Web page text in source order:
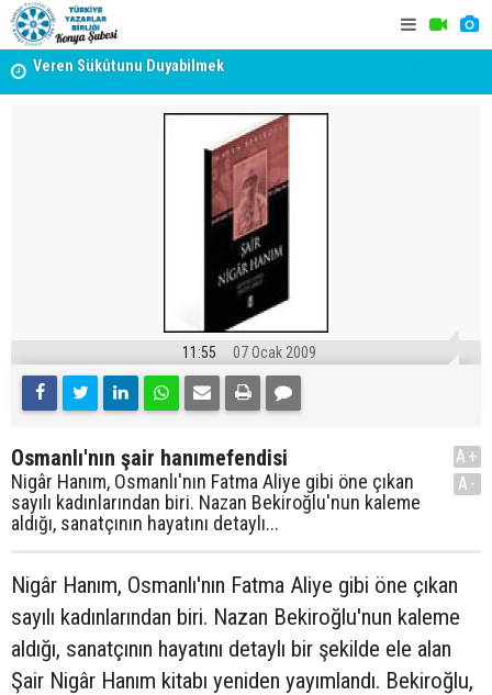
Veren Sükûtunu Duyabilmek
Erzincan’da Kültür ve Edebiyat Zirvesi - Nurettin Topçu
11:55 07 Ocak 2009
Osmanlı'nın şair hanımefendisi
Nigâr Hanım, Osmanlı'nın Fatma Aliye gibi öne çıkan
sayılı kadınlarından biri. Nazan Bekiroğlu'nun kaleme
aldığı, sanatçının hayatını detaylı...
A+
A-
Nigâr Hanım, Osmanlı'nın Fatma Aliye gibi öne çıkan
sayılı kadınlarından biri. Nazan Bekiroğlu'nun kaleme
aldığı, sanatçının hayatını detaylı bir şekilde ele alan
Şair Nigâr Hanım kitabı yeniden yayımlandı. Bekiroğlu,